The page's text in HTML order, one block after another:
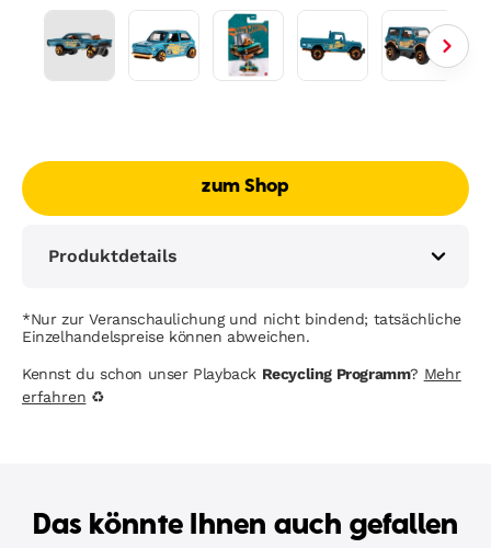
zum Shop
Produktdetails
*Nur zur Veranschaulichung und nicht bindend; tatsächliche
Einzelhandelspreise können abweichen.
Kennst du schon unser Playback Recycling Programm? Mehr
erfahren ♻
Das könnte Ihnen auch gefallen